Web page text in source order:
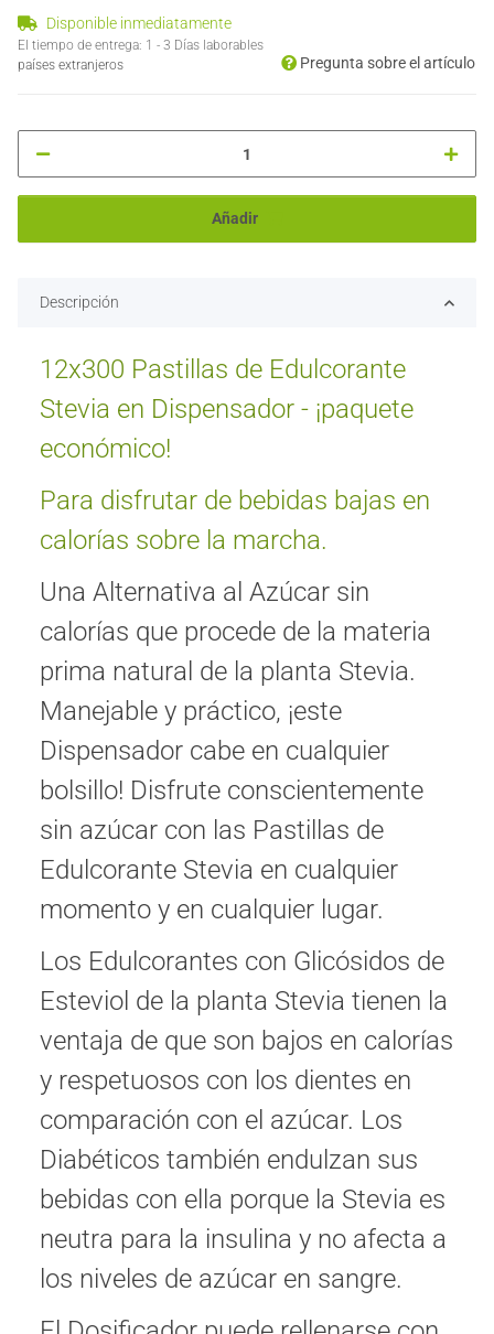
Disponible inmediatamente
El tiempo de entrega: 1 - 3 Días laborables
países extranjeros
Pregunta sobre el artículo
Añadir
Descripción
12x300 Pastillas de Edulcorante
Stevia en Dispensador - ¡paquete
económico!
Para disfrutar de bebidas bajas en
calorías sobre la marcha.
Una Alternativa al Azúcar sin
calorías que procede de la materia
prima natural de la planta Stevia.
Manejable y práctico, ¡este
Dispensador cabe en cualquier
bolsillo! Disfrute conscientemente
sin azúcar con las Pastillas de
Edulcorante Stevia en cualquier
momento y en cualquier lugar.
Los Edulcorantes con Glicósidos de
Esteviol de la planta Stevia tienen la
ventaja de que son bajos en calorías
y respetuosos con los dientes en
comparación con el azúcar. Los
Diabéticos también endulzan sus
bebidas con ella porque la Stevia es
neutra para la insulina y no afecta a
los niveles de azúcar en sangre.